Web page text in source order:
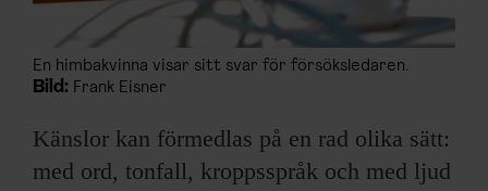
En himbakvinna visar sitt svar för försöksledaren.
Bild: Frank Eisner
Känslor kan förmedlas på en rad olika sätt:
med ord, tonfall, kroppsspråk och med ljud